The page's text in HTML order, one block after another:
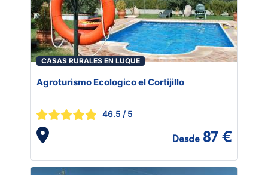
CASAS RURALES EN LUQUE
Agroturismo Ecologico el Cortijillo
46.5 / 5
Desde 87 €